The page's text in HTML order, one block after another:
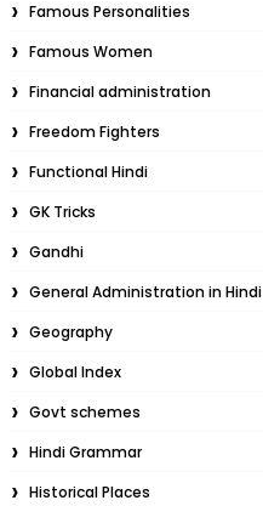
Famous Personalities
Famous Women
Financial administration
Freedom Fighters
Functional Hindi
GK Tricks
Gandhi
General Administration in Hindi
Geography
Global Index
Govt schemes
Hindi Grammar
Historical Places